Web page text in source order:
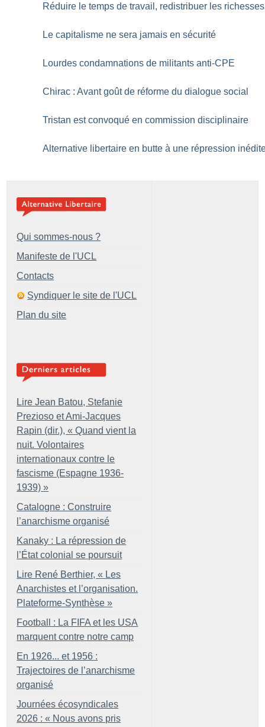
Réduire le temps de travail, redistribuer les richesses
Le capitalisme ne sera jamais en sécurité
Lourdes condamnations de militants anti-CPE
Chirac : Avant goût de réforme du dialogue social
Tristan est convoqué en commission disciplinaire
Alternative libertaire en butte à une répression
Qui sommes-nous ?
Manifeste de l'UCL
Contacts
Syndiquer le site de l'UCL
Plan du site
Lire Jean Batou, Stefanie
Prezioso et Ami-Jacques
Rapin (dir.), « Quand vient la
nuit. Volontaires
internationaux contre le
fascisme (Espagne 1936-
1939) »
Catalogne : Construire
l’anarchisme organisé
Kanaky : La répression de
l’État colonial se poursuit
Lire René Berthier, « Les
Anarchistes et l’organisation.
Plateforme-Synthèse »
Football : La FIFA et les USA
marquent contre notre camp
En 1926... et 1956 :
Trajectoires de l’anarchisme
organisé
Journées écosyndicales
2026 : « Nous avons pris